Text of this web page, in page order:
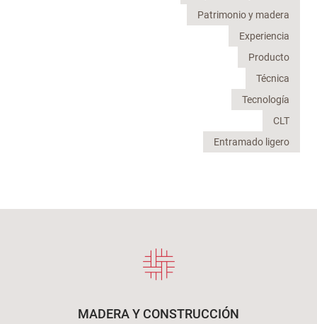
Patrimonio y madera
Experiencia
Producto
Técnica
Tecnología
CLT
Entramado ligero
MADERA Y CONSTRUCCIÓN